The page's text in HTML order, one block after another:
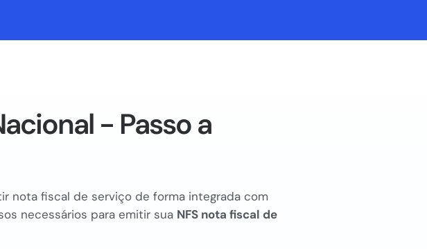
- Passo a
nota fiscal de serviço de forma integrada com
necessários para emitir sua NFS nota fiscal de